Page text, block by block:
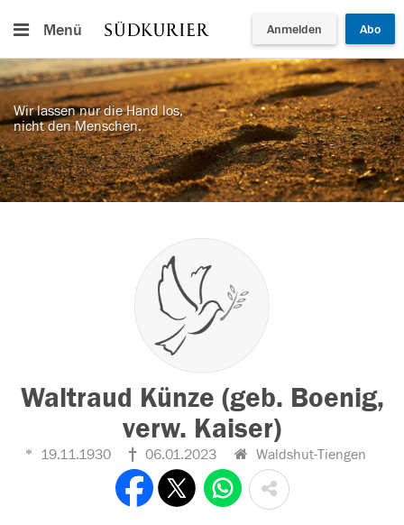
Menü Anmelden Abo
Wir lassen nur die Hand los,
nicht den Menschen.
Waltraud Künze (geb. Boenig,
verw. Kaiser)
19.11.1930 06.01.2023 Waldshut-Tiengen